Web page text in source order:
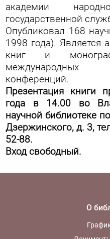
академии
государственной
Опубликовал 168
1998 года). Является
книг и
международных
конференций.
Презентация книги
года в 14.00 во
научной библиотеке
Дзержинского, д. 3,
52-88.
Вход свободный.
О